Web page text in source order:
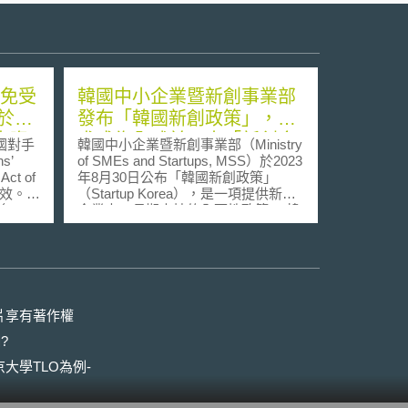
受
資
對手
of
。該
60天
指
國家
韓國中小企業暨新創事業部
發布「韓國新創政策」，力
求成為全球前三大「新創企
業之國」
韓國中小企業暨新創事業部（Ministry
of SMEs and Startups, MSS）於2023
年8月30日公布「韓國新創政策」
（Startup Korea），是一項提供新創
企業中、長期支持的全面性政策。 韓
國中小企業暨新創事業部部長李泳
烈的全球市場中勝出。 「韓國新創政
策」提出三大重點策略： （1）超越
享有著作權
大學TLO為例-